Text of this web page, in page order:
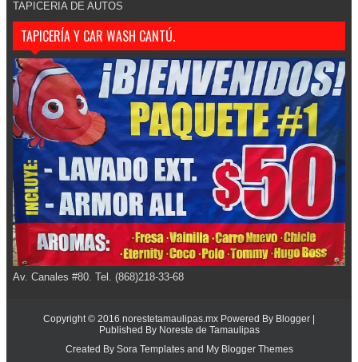
TAPICERIA DE AUTOS
TAPICERÍA Y CAR WASH CANTÚ.
Av. Canales #80. Tel. (868)218-33-68
Copyright © 2016 norestetamaulipas.mx Powered By Blogger
Published By Noreste de Tamaulipas
Created By Sora Templatesand My Blogger Themes